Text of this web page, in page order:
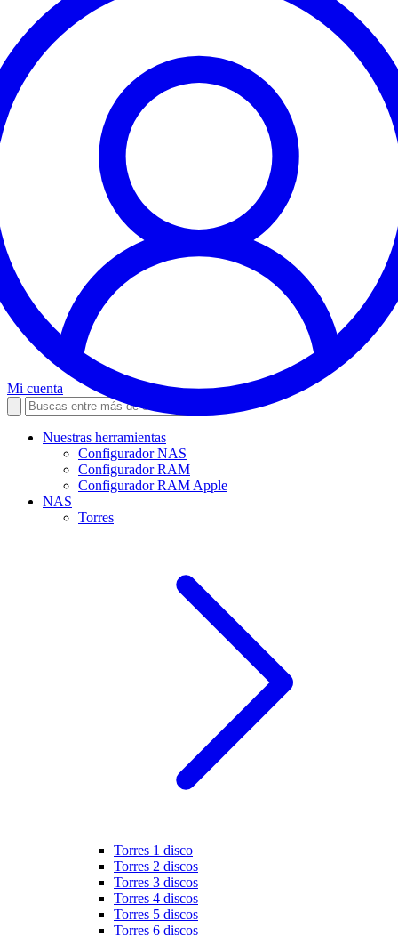
Mi cuenta
Nuestras herramientas
Configurador NAS
Configurador RAM
Configurador RAM Apple
NAS
Torres
Torres 1 disco
Torres 2 discos
Torres 3 discos
Torres 4 discos
Torres 5 discos
Torres 6 discos